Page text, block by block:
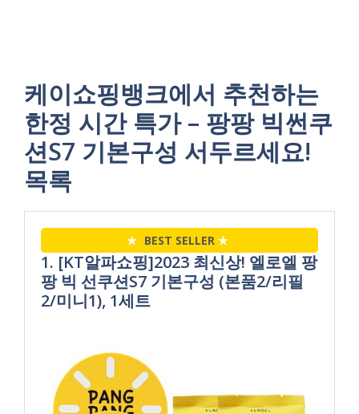
케이쇼핑뱅크에서 추천하는
한정 시간 특가 – 팡팡 빅썬쿠
션S7 기본구성 서두르세요!
목록
★ BEST SELLER ★
1. [KT알파쇼핑]2023 최신상! 엘로엘 팡
팡 빅 선쿠션S7 기본구성 (본품2/리필
2/미니1), 1세트